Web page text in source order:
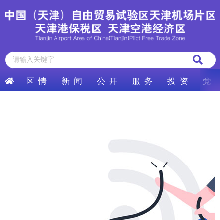
区 情 新 闻 公 开 服 务 投 资 党